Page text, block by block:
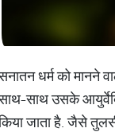
धर्म को मानने
साथ उसके
जाता है. जैसे